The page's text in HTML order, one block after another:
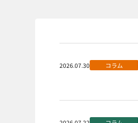
2026.07.30 コラム